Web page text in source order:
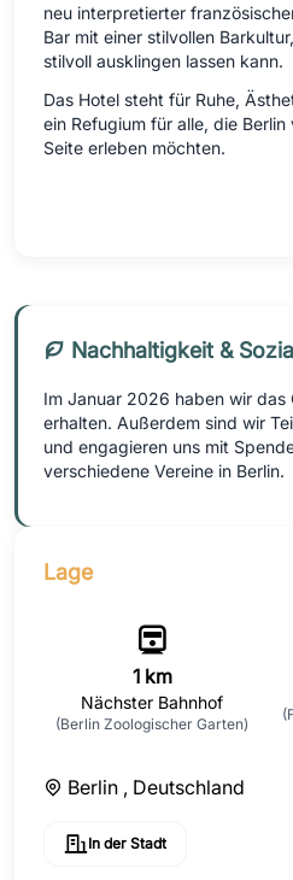
neu interpretierter
Bar mit einer stilvollen
stilvoll ausklingen lassen kann.
Das Hotel steht für Ruhe,
ein Refugium für alle, die
Seite erleben möchten.
Nachhaltigkeit &
Im Januar 2026 haben wir das
erhalten. Außerdem sind wir
und engagieren uns mit
verschiedene Vereine in Berlin.
Lage
1 km
Nächster Bahnhof
(Berlin Zoologischer Garten)
Berlin , Deutschland
In der Stadt